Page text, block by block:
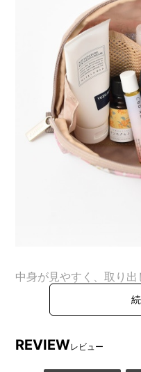
中身が見やすく、取り
ウンド型の万能ポーチ。
たっぷり入るマチ付き
利なループ付き。
REVIEWレビュー